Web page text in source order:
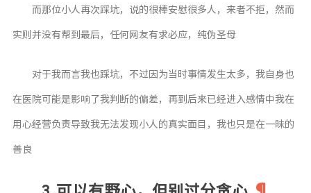
而那位小人再次踩坑，说的很棒安慰很多人，来者不拒，然而
实则并没有帮到最后，任何网友有求必应，纯伪圣母
对于我而言我也踩坑，不过因为当时事情发生太多，我自身也
在医院可能是影响了我判断的偏差，再到后来已经进入感情中我在
用心经营负责导致我无法发现小人的真实面目，我也只是在一昧的
善良